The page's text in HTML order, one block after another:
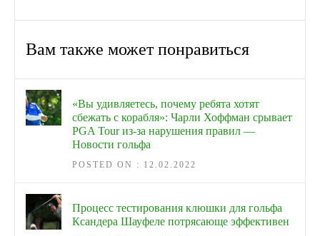
Вам также может понравиться
«Вы удивляетесь, почему ребята хотят
сбежать с корабля»: Чарли Хоффман срывает
PGA Tour из-за нарушения правил —
Новости гольфа
POSTED ON : 12.02.2022
Процесс тестирования клюшки для гольфа
Ксандера Шауфеле потрясающе эффективен